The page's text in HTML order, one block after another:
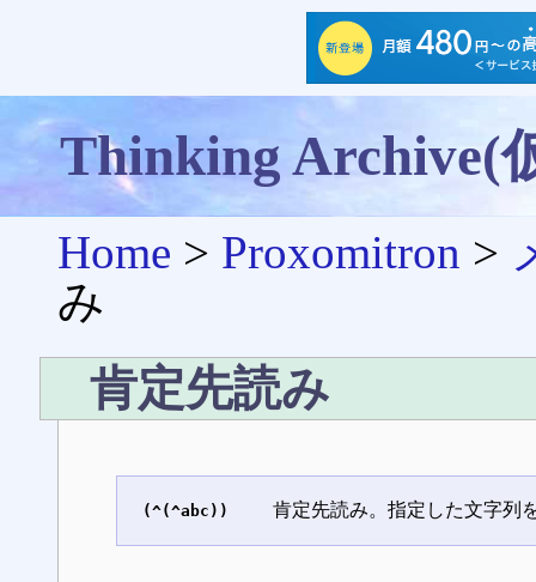
Thinking Archive(
Home > Proxomitron >
み
肯定先読み
(^(^abc)) 肯定先読み。指定した文字列